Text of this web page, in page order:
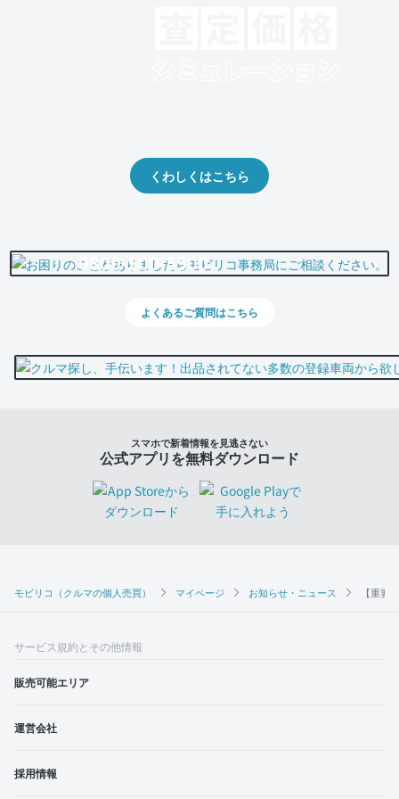
モビリコ（クルマの個人売買） マイページ お知らせ・ニュース 【重要
くわしくはこちら
0800-500-5500
よくあるご質問はこちら
スマホで新着情報を見逃さない
公式アプリを無料ダウンロード
サービス規約とその他情報
販売可能エリア
運営会社
採用情報